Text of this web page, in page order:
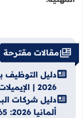
مقالات مقترحة
دليل التوظيف
2026 | الإيميلات وروابط التقديم المباشر
دليل شركات
ألمانيا 2026: 365 شركة مع روابط التقديم المباشر